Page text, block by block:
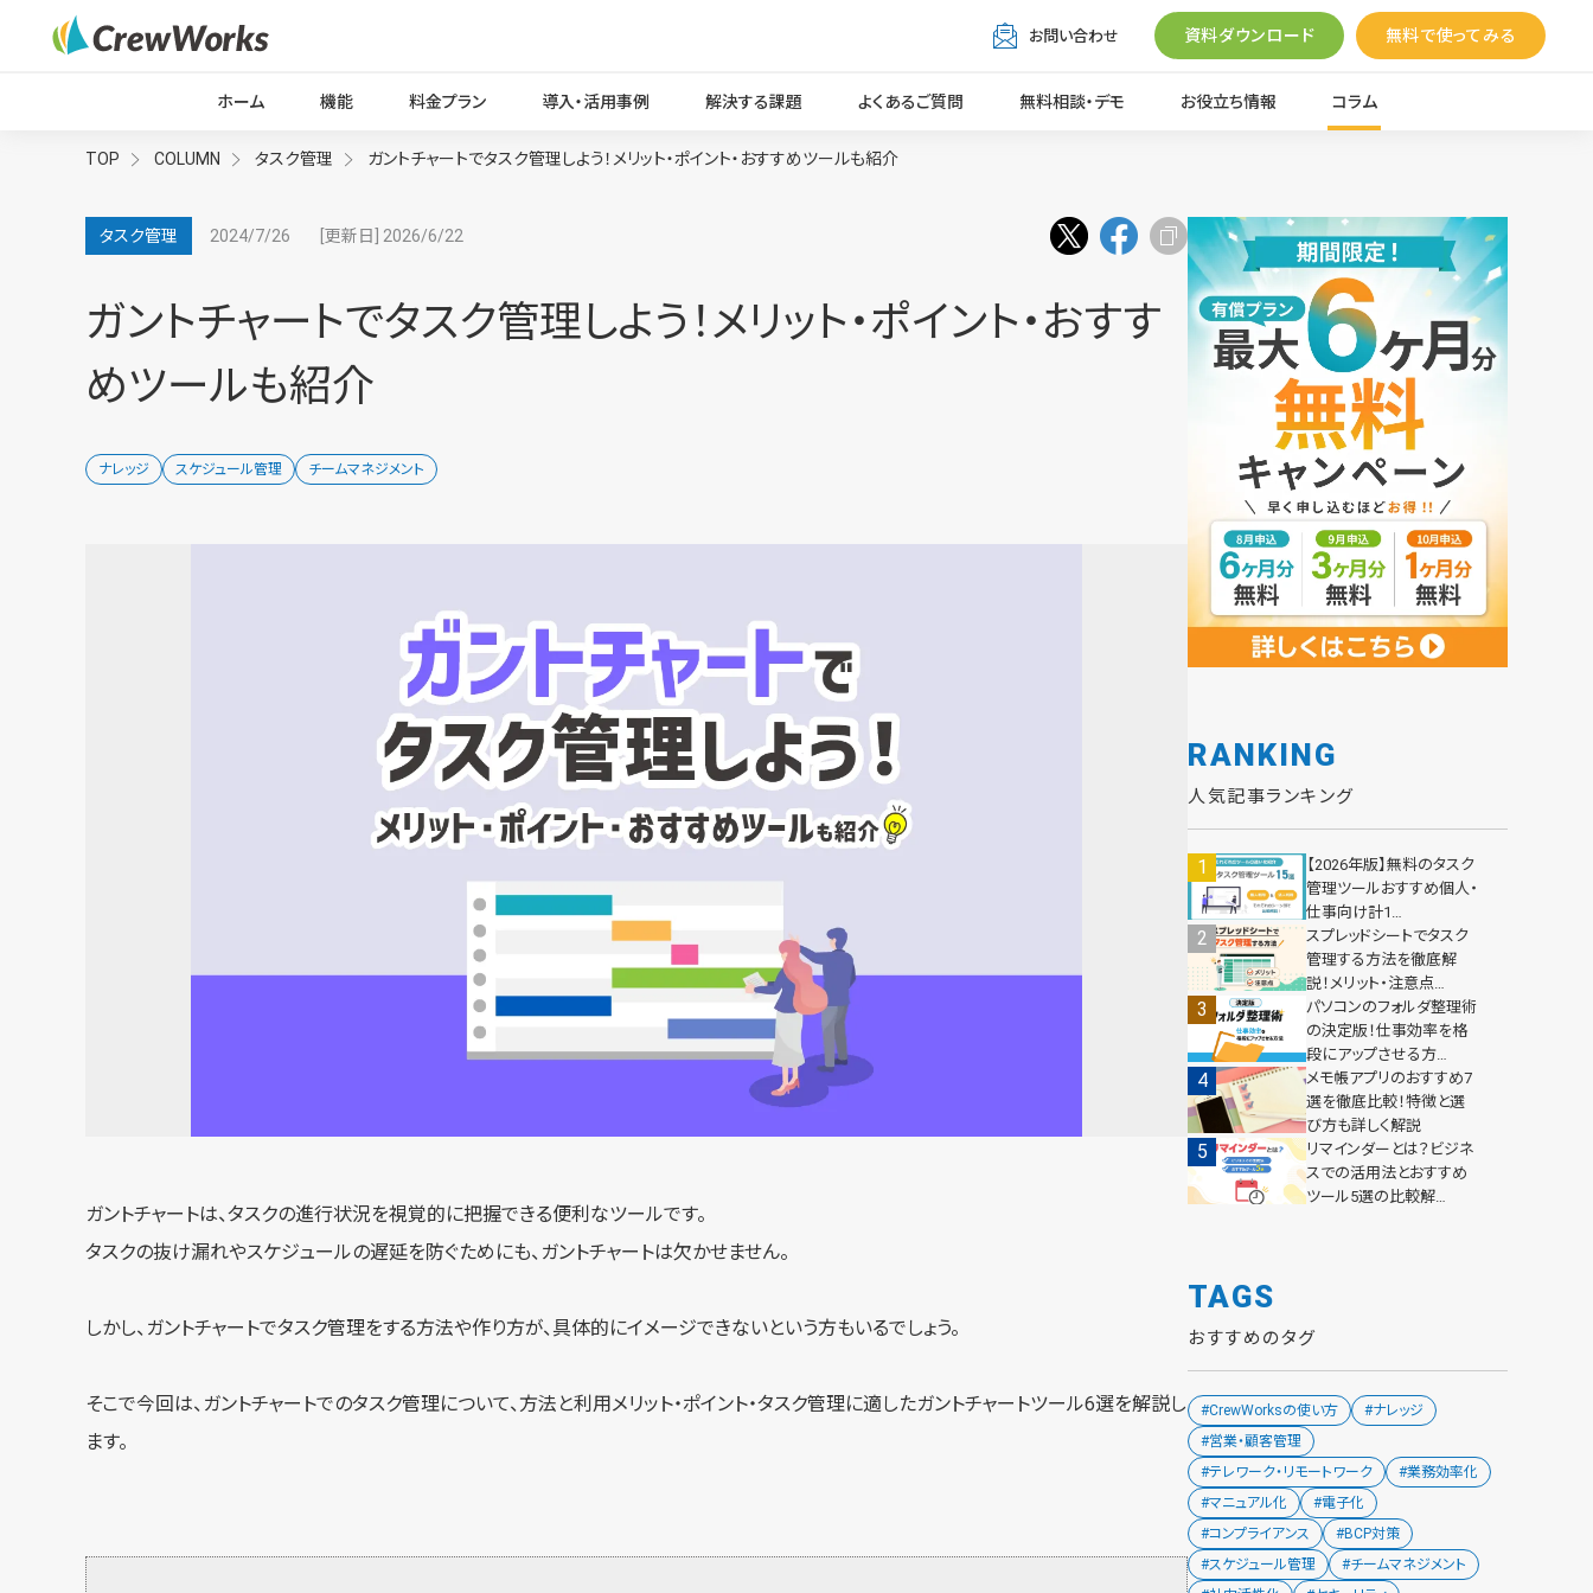
お問い合わせ 資料ダウンロード 無料で使ってみる
ホーム 機能 料金プラン 導入・活用事例 解決する課題 よくあるご質問 無料相談・デモ お役立ち情報 コラム
TOP COLUMN タスク管理 ガントチャートでタスク管理しよう！メリット・ポイント・おすすめツールも紹介
タスク管理 2024/7/26 [更新日] 2026/6/22
ガントチャートでタスク管理しよう！メリット・ポイント・おすす
めツールも紹介
ナレッジ スケジュール管理 チームマネジメント
ガントチャートは、タスクの進行状況を視覚的に把握できる便利なツールです。
タスクの抜け漏れやスケジュールの遅延を防ぐためにも、ガントチャートは欠かせません。
しかし、ガントチャートでタスク管理をする方法や作り方が、具体的にイメージできないという方もいるでしょう。
そこで今回は、ガントチャートでのタスク管理について、方法と利用メリット・ポイント・タスク管理に適したガントチャートツール6選を解説し
ます。
RANKING
人気記事ランキング
【2026年版】無料のタスク
管理ツールおすすめ個人・
仕事向け計1…
スプレッドシートでタスク
管理する方法を徹底解
説！メリット・注意点…
パソコンのフォルダ整理術
の決定版！仕事効率を格
段にアップさせる方…
メモ帳アプリのおすすめ7
選を徹底比較！特徴と選
び方も詳しく解説
リマインダーとは？ビジネ
スでの活用法とおすすめ
ツール5選の比較解…
TAGS
おすすめのタグ
#CrewWorksの使い方
#ナレッジ
#営業・顧客管理
#テレワーク・リモートワーク
#業務効率化
#マニュアル化
#電子化
#コンプライアンス
#BCP対策
#スケジュール管理
#チームマネジメント